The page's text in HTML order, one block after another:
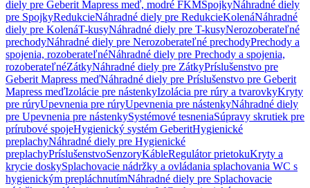
diely pre Geberit Mapress meď, modré FKMSpojkyNáhradné diely
pre SpojkyRedukcieNáhradné diely pre RedukcieKolenáNáhradné
diely pre KolenáT-kusyNáhradné diely pre T-kusyNerozoberateľné
prechodyNáhradné diely pre Nerozoberateľné prechodyPrechody a
spojenia, rozoberateľnéNáhradné diely pre Prechody a spojenia,
rozoberateľnéZátkyNáhradné diely pre ZátkyPríslušenstvo pre
Geberit Mapress meďNáhradné diely pre Príslušenstvo pre Geberit
Mapress meďIzolácie pre nástenkyIzolácia pre rúry a tvarovkyKryty
pre rúryUpevnenia pre rúryUpevnenia pre nástenkyNáhradné diely
pre Upevnenia pre nástenkySystémové tesneniaSúpravy skrutiek pre
prírubové spojeHygienický systém GeberitHygienické
preplachyNáhradné diely pre Hygienické
preplachyPríslušenstvoSenzoryKábleRegulátor prietokuKryty a
krycie doskySplachovacie nádržky a ovládania splachovania WC s
hygienickým prepláchnutímNáhradné diely pre Splachovacie